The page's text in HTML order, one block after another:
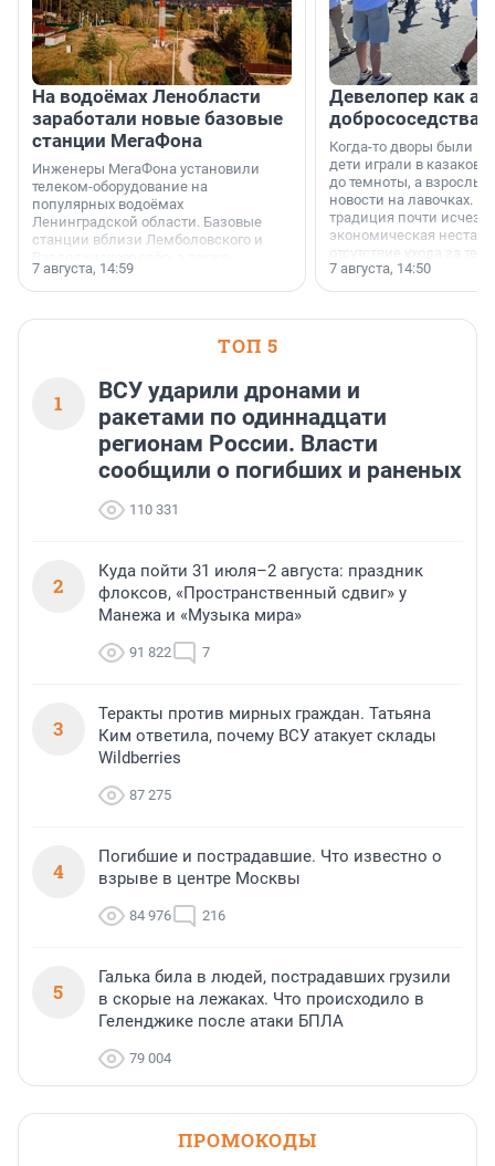
На водоёмах Ленобласти
заработали новые базовые
станции МегаФона
Инженеры МегаФона установили
телеком-оборудование на
популярных водоёмах
Ленинградской области. Базовые
станции вблизи Лемболовского и
недалеко от Большого Тосненского
водопада.
7 августа, 14:59
Девелопер как
добрососедства
Когда-то дворы были
дети играли в казаков-
до темноты, а
новости на лавочках. В
традиция почти
экономическая
отсутствие ухода за
сделали своё дело.
7 августа, 14:50
ТОП 5
1
ВСУ ударили дронами и
ракетами по одиннадцати
регионам России. Власти
сообщили о погибших и раненых
110 331
2
Куда пойти 31 июля–2 августа: праздник
флоксов, «Пространственный сдвиг» у
Манежа и «Музыка мира»
91 822 7
3
Теракты против мирных граждан. Татьяна
Ким ответила, почему ВСУ атакует склады
Wildberries
87 275
4
Погибшие и пострадавшие. Что известно о
взрыве в центре Москвы
84 976 216
5
Галька била в людей, пострадавших грузили
в скорые на лежаках. Что происходило в
Геленджике после атаки БПЛА
79 004
ПРОМОКОДЫ